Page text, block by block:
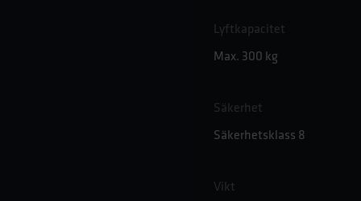
Lyftkapacitet
Max. 300 kg
Säkerhet
Säkerhetsklass 8
Vikt